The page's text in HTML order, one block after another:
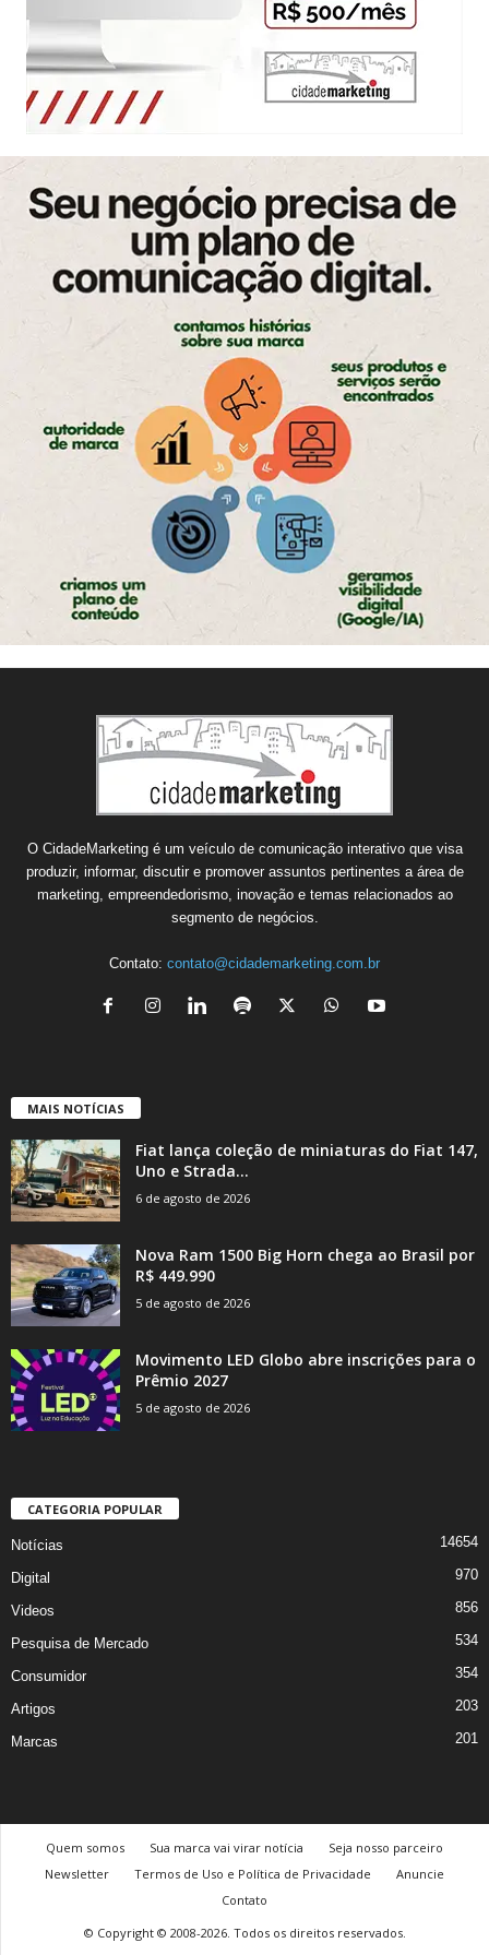
O CidadeMarketing é um veículo de comunicação interativo que visa
produzir, informar, discutir e promover assuntos pertinentes a área de
marketing, empreendedorismo, inovação e temas relacionados ao
segmento de negócios.
Contato: contato@cidademarketing.com.br
MAIS NOTÍCIAS
Fiat lança coleção de miniaturas do Fiat 147,
Uno e Strada...
6 de agosto de 2026
Nova Ram 1500 Big Horn chega ao Brasil por
R$ 449.990
5 de agosto de 2026
Movimento LED Globo abre inscrições para o
Prêmio 2027
5 de agosto de 2026
CATEGORIA POPULAR
Notícias 14654
Digital 970
Videos 856
Pesquisa de Mercado 534
Consumidor 354
Artigos 203
Marcas 201
Quem somos Sua marca vai virar notícia
Seja nosso parceiro
Newsletter
Termos de Uso e Política de Privacidade
Anuncie
Contato
© Copyright © 2008-2026. Todos os direitos reservados.